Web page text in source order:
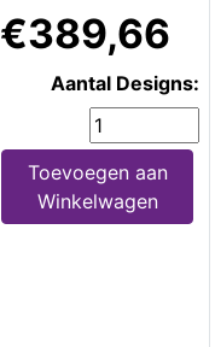
€389,66
Aantal Designs:
Toevoegen aan
Winkelwagen